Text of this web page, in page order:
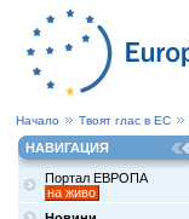
Начало Твоят глас в ЕС
НАВИГАЦИЯ
Портал ЕВРОПА
на живо